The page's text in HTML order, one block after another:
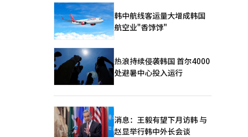
韩中航线客运量大增成韩国
航空业"香饽饽"
热浪持续侵袭韩国 首尔4000
处避暑中心投入运行
消息：王毅有望下月访韩 与
赵显举行韩中外长会谈